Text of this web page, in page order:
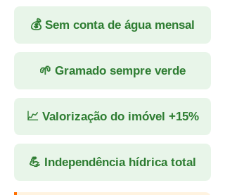
💰 Sem conta de água mensal
🌱 Gramado sempre verde
📈 Valorização do imóvel +15%
💪 Independência hídrica total